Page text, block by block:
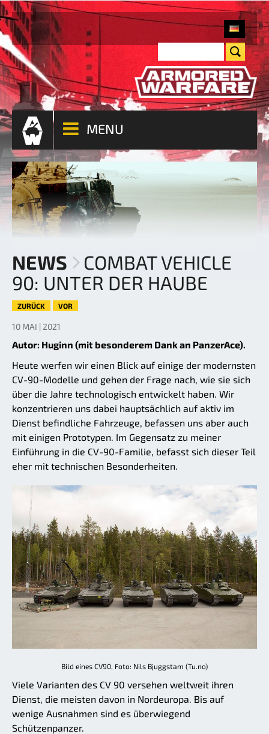
MENU
NEWS
COMBAT VEHICLE
90: UNTER DER HAUBE
ZURÜCK VOR
10 MAI | 2021
Autor: Huginn (mit besonderem Dank an PanzerAce).
Heute werfen wir einen Blick auf einige der modernsten
CV-90-Modelle und gehen der Frage nach, wie sie sich
über die Jahre technologisch entwickelt haben. Wir
konzentrieren uns dabei hauptsächlich auf aktiv im
Dienst befindliche Fahrzeuge, befassen uns aber auch
mit einigen Prototypen. Im Gegensatz zu meiner
Einführung in die CV-90-Familie, befasst sich dieser Teil
eher mit technischen Besonderheiten.
Bild eines CV90, Foto: Nils Bjuggstam (Tu.no)
Viele Varianten des CV 90 versehen weltweit ihren
Dienst, die meisten davon in Nordeuropa. Bis auf
wenige Ausnahmen sind es überwiegend
Schützenpanzer.